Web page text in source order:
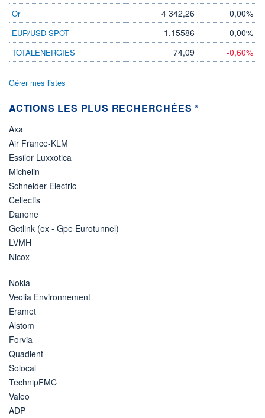
Or 4 342,26 0,00%
EUR/USD SPOT 1,15586 0,00%
TOTALENERGIES 74,09 -0,60%
Gérer mes listes
ACTIONS LES PLUS RECHERCHÉES *
Axa
Air France-KLM
Essilor Luxxotica
Michelin
Schneider Electric
Cellectis
Danone
Getlink (ex - Gpe Eurotunnel)
LVMH
Nicox
Nokia
Veolia Environnement
Eramet
Alstom
Forvia
Quadient
Solocal
TechnipFMC
Valeo
ADP